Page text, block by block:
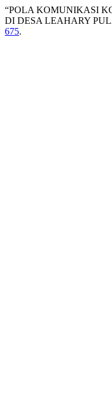
“POLA KOMUNIKASI
DI DESA LEAHARY
675.